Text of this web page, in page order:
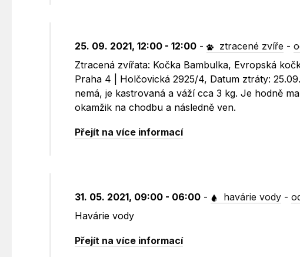
25. 09. 2021, 12:00 - 12:00 - ztracené zvíře -
Ztracená zvířata: Kočka Bambulka, Evropská
Praha 4 | Holčovická 2925/4, Datum ztráty:
nemá, je kastrovaná a váží cca 3 kg. Je hodně
okamžik na chodbu a následně ven.
Přejít na více informací
31. 05. 2021, 09:00 - 06:00 - havárie vody -
Havárie vody
Přejít na více informací